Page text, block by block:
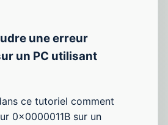
une erreur
un PC utilisant
ce tutoriel comment
0x0000011B sur un